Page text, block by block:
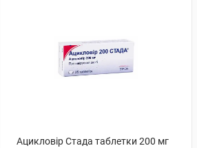
Ацикловір Стада таблетки 200 мг